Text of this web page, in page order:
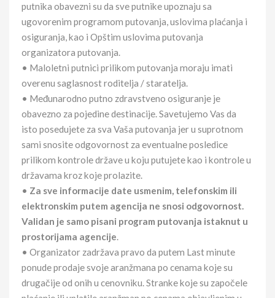
putnika obavezni su da sve putnike upoznaju sa
ugovorenim programom putovanja, uslovima plaćanja i
osiguranja, kao i Opštim uslovima putovanja
organizatora putovanja.
• Maloletni putnici prilikom putovanja moraju imati
overenu saglasnost roditelja / staratelja.
• Međunarodno putno zdravstveno osiguranje je
obavezno za pojedine destinacije. Savetujemo Vas da
isto posedujete za sva Vaša putovanja jer u suprotnom
sami snosite odgovornost za eventualne posledice
prilikom kontrole države u koju putujete kao i kontrole u
državama kroz koje prolazite.
• Za sve informacije date usmenim, telefonskim ili
elektronskim putem agencija ne snosi odgovornost.
Validan je samo pisani program putovanja istaknut u
prostorijama agencije.
• Organizator zadržava pravo da putem Last minute
ponude prodaje svoje aranžmana po cenama koje su
drugačije od onih u cenovniku. Stranke koje su započele